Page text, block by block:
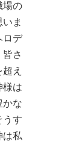
場の
ま
ロデ
さ
え
様は
かな
うす
は私